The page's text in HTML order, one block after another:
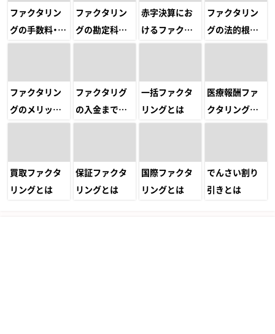
ファクタリン
グの手数料・費
用・消費税
ファクタリン
グの勘定科目・
会計処理方法
赤字決算にお
けるファクタ
リングの審査
ファクタリン
グの法的根拠・
違法性
ファクタリン
グのメリット・
デメリット
ファクタリグ
の入金までに
かかる日数
一括ファクタ
リングとは
医療報酬ファ
クタリングと
は
買取ファクタ
リングとは
保証ファクタ
リングとは
国際ファクタ
リングとは
でんさい割り
引きとは